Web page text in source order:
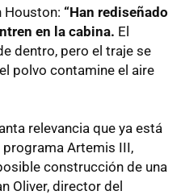
Houston: “Han rediseñado
en la cabina. El
dentro, pero el traje se
polvo contamine el aire
relevancia que ya está
Artemis III,
construcción de una
Oliver, director del